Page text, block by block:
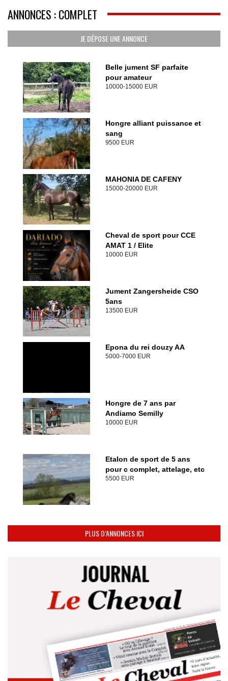
ANNONCES : COMPLET
JE DÉPOSE UNE ANNONCE
Belle jument SF parfaite
pour amateur
10000-15000 EUR
Hongre alliant puissance et
sang
9500 EUR
MAHONIA DE CAFENY
15000-20000 EUR
Cheval de sport pour CCE
AMAT 1 / Elite
10000 EUR
Jument Zangersheide CSO
5ans
13500 EUR
Epona du rei douzy AA
5000-7000 EUR
Hongre de 7 ans par
Andiamo Semilly
10000 EUR
Etalon de sport de 5 ans
pour c complet, attelage, etc
5500 EUR
PLUS D’ANNONCES ICI